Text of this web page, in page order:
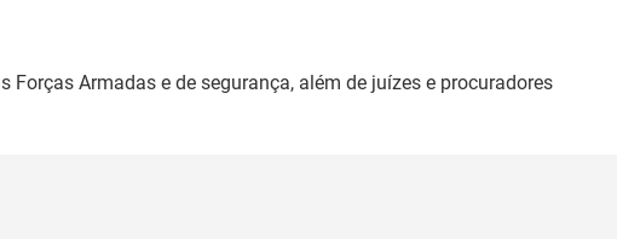
Armadas e de segurança, além de juízes e procuradores